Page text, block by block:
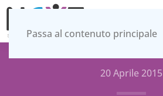
Passa al contenuto principale
20 Aprile 2015